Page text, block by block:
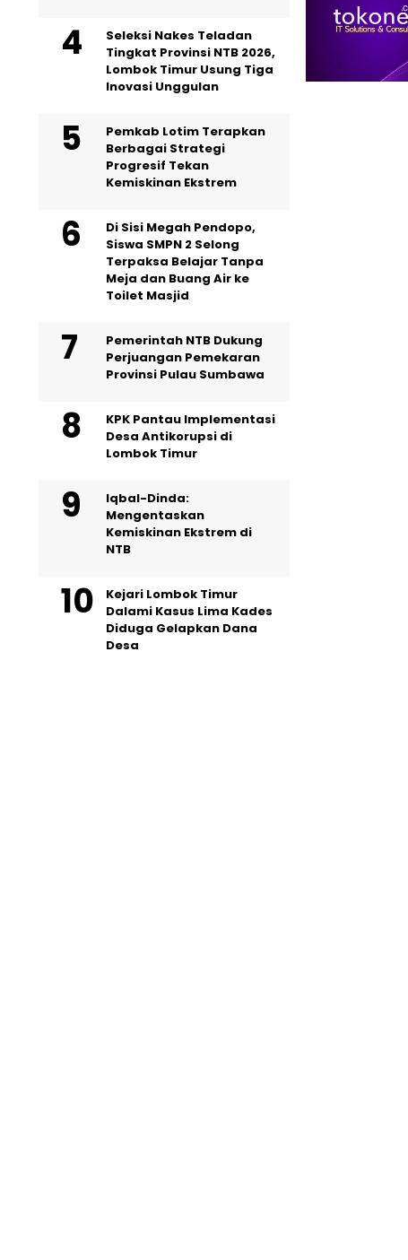
Seleksi Nakes Teladan
Tingkat Provinsi NTB 2026,
Lombok Timur Usung Tiga
Inovasi Unggulan
Pemkab Lotim Terapkan
Berbagai Strategi
Progresif Tekan
Kemiskinan Ekstrem
Di Sisi Megah Pendopo,
Siswa SMPN 2 Selong
Terpaksa Belajar Tanpa
Meja dan Buang Air ke
Toilet Masjid
Pemerintah NTB Dukung
Perjuangan Pemekaran
Provinsi Pulau Sumbawa
KPK Pantau Implementasi
Desa Antikorupsi di
Lombok Timur
Iqbal-Dinda:
Mengentaskan
Kemiskinan Ekstrem di
NTB
Kejari Lombok Timur
Dalami Kasus Lima Kades
Diduga Gelapkan Dana
Desa